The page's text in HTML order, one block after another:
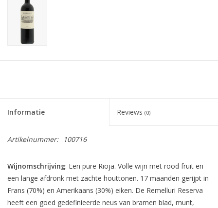
Informatie Reviews (0)
Artikelnummer: 100716
Wijnomschrijving: Een pure Rioja. Volle wijn met rood fruit en
een lange afdronk met zachte houttonen. 17 maanden gerijpt in
Frans (70%) en Amerikaans (30%) eiken. De Remelluri Reserva
heeft een goed gedefinieerde neus van bramen blad, munt,